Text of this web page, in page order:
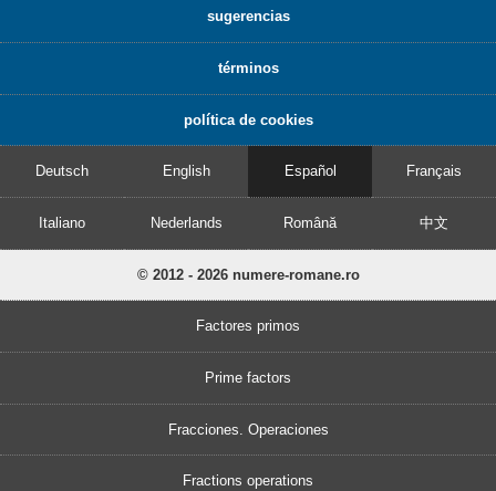
sugerencias
términos
política de cookies
Deutsch English Español Français
Italiano Nederlands Română 中文
© 2012 - 2026 numere-romane.ro
Factores primos
Prime factors
Fracciones. Operaciones
Fractions operations